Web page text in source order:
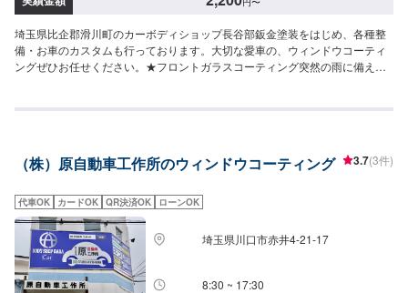
埼玉県比企郡滑川町のカーボディショップ長谷部鈑金塗装をはじめ、各種整
備・お車のカスタムも行っております。大切な愛車の、ウィンドウコーティ
ングぜひお任せください。★フロントガラスコーティング突然の雨に備え
い。<料金表>【ガラス撥水】全ての車種フロントガラスのみで：2,200円※上
ーカーの修理に対応しておりますので「他のお店では断られてしまった…」
いるので保険修理のご相談もお待ちしております。カーリースも行っており
ますので気になる方はお声がけください。
（株）原自動車工作所のウィンドウコーティング 3.7(3件)
代車OK カードOK QR決済OK ローンOK
埼玉県川口市赤井4-21-17
8:30 ~ 17:30